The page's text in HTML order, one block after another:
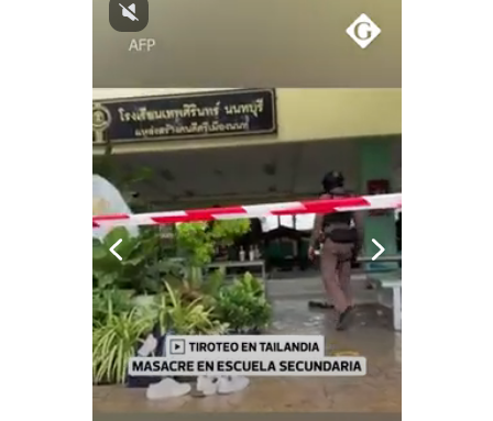
Notas Contratadas
Gestión TV
Fotogalerías
gestion.pe